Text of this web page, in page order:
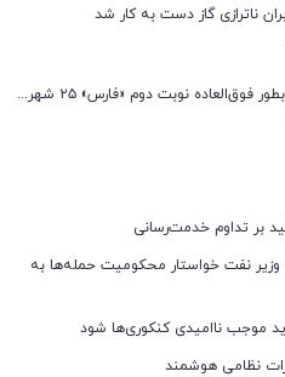
ناترازی گاز دست به کار شد
مجمع‌عمومی عادی بطور فوق‌العاده نوبت دوم «فارس» ۲۵ شهریور برگزار می‌شود
بر تداوم خدمت‌رسانی
وزیر نفت خواستار محکومیت حمله‌ها به
موجب ناامیدی کنکوری‌ها شود
نظامی هوشمند